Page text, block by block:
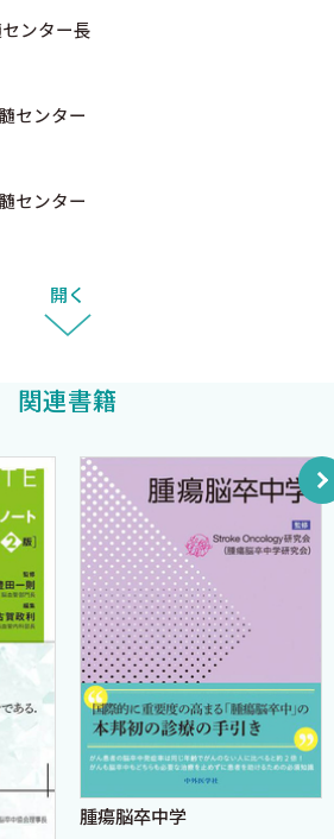
たしました．しかしながら，紙面では
りたいがわからないというようなこと
科の技術取得にお役に立ち，それに
していくことになれば望外の喜びです．
達法の選択
の選択
上田茂雄 黒田昌之〉
ンター長
センター
センター
開く
関連書籍
腫瘍脳卒中学